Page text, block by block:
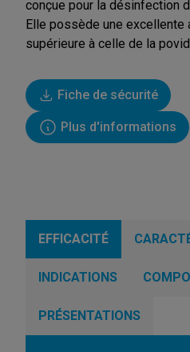
conçue pour la désinfection
Elle possède une excellente
supérieure à celle de la
Fiche de sécurité
Plus d'informations
EFFICACITÉ
INDICATIONS
PRÉSENTATIONS